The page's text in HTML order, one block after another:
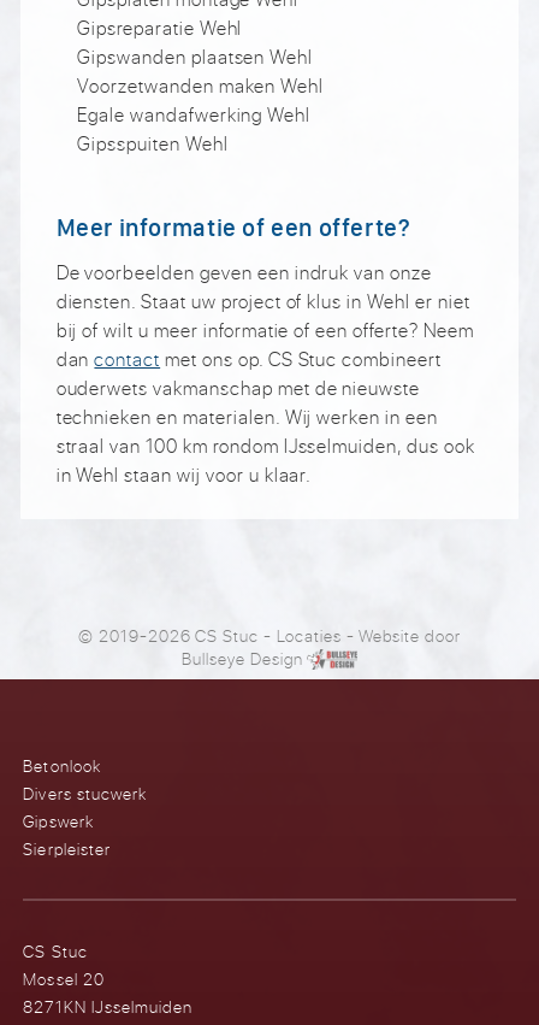
Gipsreparatie Wehl
Gipswanden plaatsen Wehl
Voorzetwanden maken Wehl
Egale wandafwerking Wehl
Gipsspuiten Wehl
Meer informatie of een offerte?
De voorbeelden geven een indruk van onze
diensten. Staat uw project of klus in Wehl er niet
bij of wilt u meer informatie of een offerte? Neem
dancontact met ons op. CS Stuc combineert
ouderwets vakmanschap met de nieuwste
technieken en materialen. Wij werken in een
straal van 100 km rondom IJsselmuiden, dus ook
in Wehl staan wij voor u klaar.
© 2019-2026 CS Stuc- Locaties - Website door
Bullseye Design
Betonlook
Divers stucwerk
Gipswerk
Sierpleister
CS Stuc
Mossel 20
8271KN IJsselmuiden